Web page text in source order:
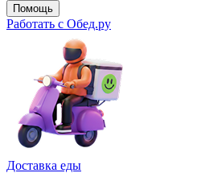
Помощь
Работать с Обед.ру
Доставка еды